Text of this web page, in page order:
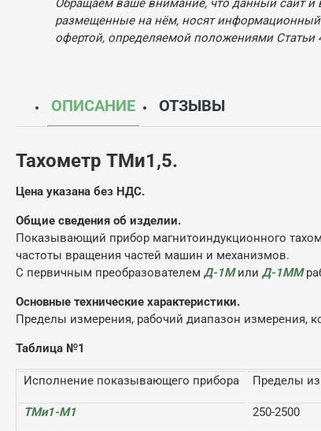
Обращаем ваше внимание, что данный сайт и
размещенные на нём, носят информационный
офертой, определяемой положениями Статьи
ОПИСАНИЕ ОТЗЫВЫ
Тахометр ТМи1,5.
Цена указана без НДС.
Общие сведения об изделии.
Показывающий прибор магнитоиндукционного
частоты вращения частей машин и механизмов.
С первичным преобразователем Д-1Мили Д-1ММ
Основные технические характеристики.
Пределы измерения, рабочий диапазон измерения,
Таблица №1
Исполнение показывающего прибора Пределы
ТМи1-М1 250-2500